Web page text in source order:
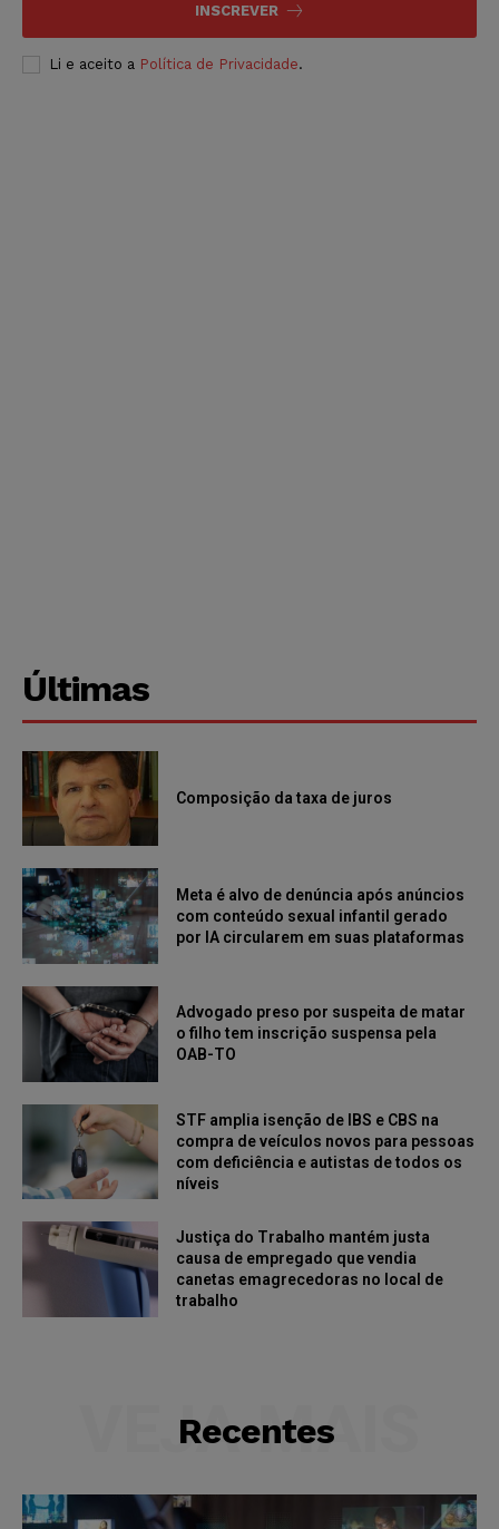
INSCREVER
Li e aceito a Política de Privacidade.
Últimas
Composição da taxa de juros
Meta é alvo de denúncia após anúncios
com conteúdo sexual infantil gerado
por IA circularem em suas plataformas
Advogado preso por suspeita de matar
o filho tem inscrição suspensa pela
OAB-TO
STF amplia isenção de IBS e CBS na
compra de veículos novos para pessoas
com deficiência e autistas de todos os
níveis
Justiça do Trabalho mantém justa
causa de empregado que vendia
canetas emagrecedoras no local de
trabalho
Recentes
VEJA MAIS